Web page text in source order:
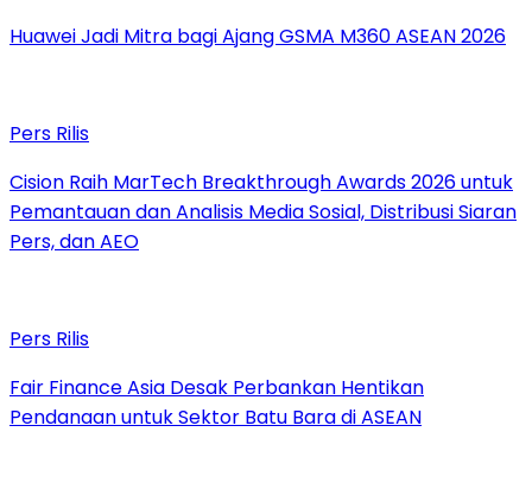
Huawei Jadi Mitra bagi Ajang GSMA M360 ASEAN 2026
Pers Rilis
Cision Raih MarTech Breakthrough Awards 2026 untuk
Pemantauan dan Analisis Media Sosial, Distribusi Siaran
Pers, dan AEO
Pers Rilis
Fair Finance Asia Desak Perbankan Hentikan
Pendanaan untuk Sektor Batu Bara di ASEAN